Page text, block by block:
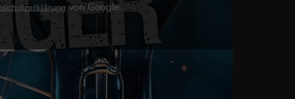
von Google.